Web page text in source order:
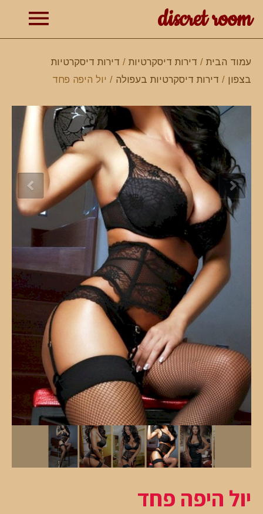
discret room
עמוד הבית / דירות דיסקרטיות / דירות דיסקרטיות
בצפון / דירות דיסקרטיות בעפולה / יול היפה פחד
יול היפה פחד